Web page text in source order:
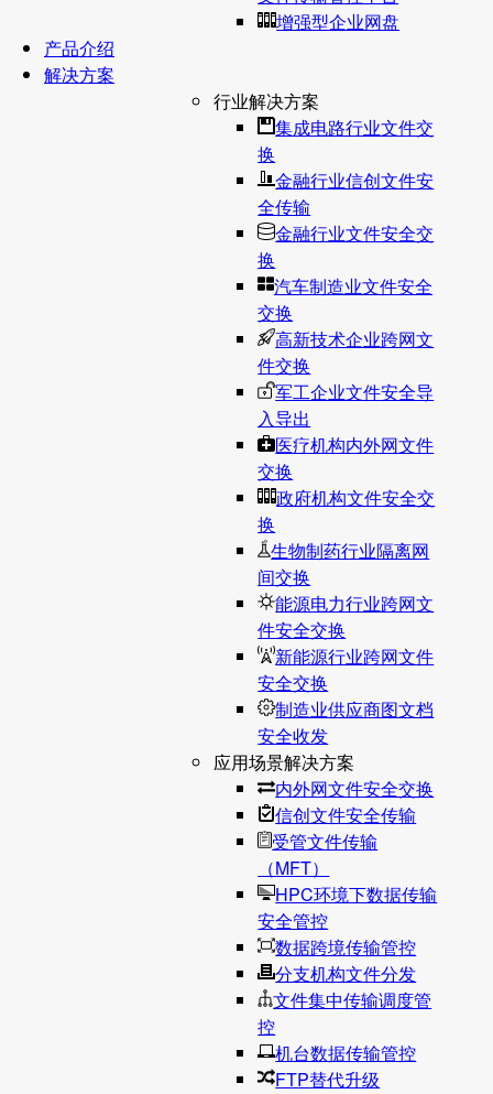
增强型企业网盘
产品介绍
解决方案
行业解决方案
集成电路行业文件交
换
金融行业信创文件安
全传输
金融行业文件安全交
换
汽车制造业文件安全
交换
高新技术企业跨网文
件交换
军工企业文件安全导
入导出
医疗机构内外网文件
交换
政府机构文件安全交
换
生物制药行业隔离网
间交换
能源电力行业跨网文
件安全交换
新能源行业跨网文件
安全交换
制造业供应商图文档
安全收发
应用场景解决方案
内外网文件安全交换
信创文件安全传输
受管文件传输
（MFT）
HPC环境下数据传输
安全管控
数据跨境传输管控
分支机构文件分发
文件集中传输调度管
控
机台数据传输管控
FTP替代升级